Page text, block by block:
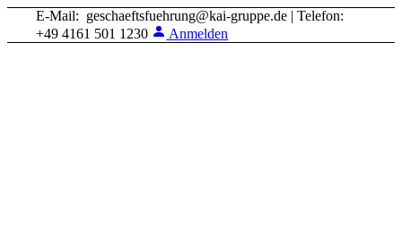
E-Mail: geschaeftsfuehrung@kai-gruppe.de | Telefon:
+49 4161 501 1230
Anmelden